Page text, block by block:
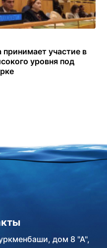
участие в
уровня под
дом 8 "А",